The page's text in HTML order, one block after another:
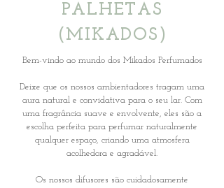
PALHETAS
(MIKADOS)
Bem-vindo ao mundo dos Mikados Perfumados
Deixe que os nossos ambientadores tragam uma
aura natural e convidativa para o seu lar. Com
uma fragrância suave e envolvente, eles são a
escolha perfeita para perfumar naturalmente
qualquer espaço, criando uma atmosfera
acolhedora e agradável.
Os nossos difusores são cuidadosamente